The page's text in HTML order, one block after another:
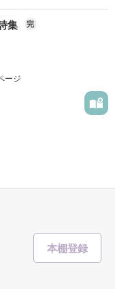
、
集 完
ージ
が・・・きまぐれに